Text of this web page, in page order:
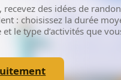
recevez des idées de
: choisissez la durée
le type d’activités que